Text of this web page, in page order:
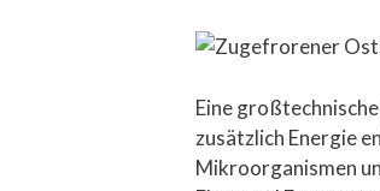
Eine
zusätzlich Energie
Mikroorganismen